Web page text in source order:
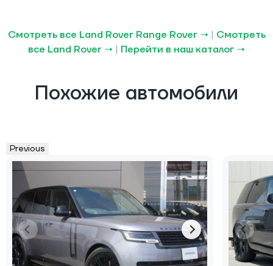
Смотреть все Land Rover Range Rover → | Смотреть
все Land Rover → | Перейти в наш каталог →
Похожие автомобили
Previous